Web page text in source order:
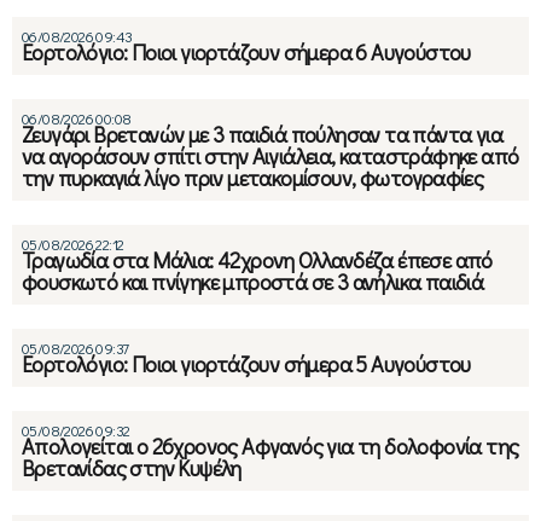
06/08/2026 09:43
Εορτολόγιο: Ποιοι γιορτάζουν σήμερα 6 Αυγούστου
06/08/2026 00:08
Ζευγάρι Βρετανών με 3 παιδιά πούλησαν τα πάντα για
να αγοράσουν σπίτι στην Αιγιάλεια, καταστράφηκε από
την πυρκαγιά λίγο πριν μετακομίσουν, φωτογραφίες
05/08/2026 22:12
Τραγωδία στα Μάλια: 42χρονη Ολλανδέζα έπεσε από
φουσκωτό και πνίγηκε μπροστά σε 3 ανήλικα παιδιά
05/08/2026 09:37
Εορτολόγιο: Ποιοι γιορτάζουν σήμερα 5 Αυγούστου
05/08/2026 09:32
Απολογείται ο 26χρονος Αφγανός για τη δολοφονία της
Βρετανίδας στην Κυψέλη